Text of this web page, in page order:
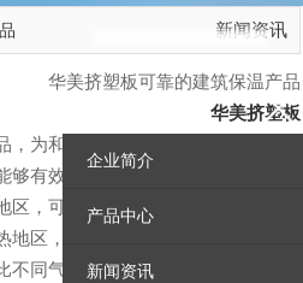
企业简介
产品中心
新闻资讯
新闻资讯
华美挤塑板可靠的建筑保温产品
华美挤塑板
，为和这样说因为它拥有极低的导热
够有效阻止热量传递，保持室内温度
区，可以防止室内热量流失，减少供
地区，则能阻挡外界热量进入，降低
不同气候条件下使用岩棉板与其他常